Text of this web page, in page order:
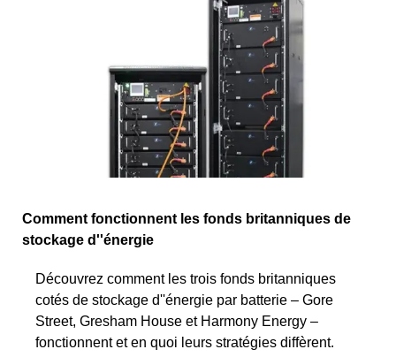
Comment fonctionnent les fonds britanniques de
stockage d''énergie
Découvrez comment les trois fonds britanniques
cotés de stockage d''énergie par batterie – Gore
Street, Gresham House et Harmony Energy –
fonctionnent et en quoi leurs stratégies diffèrent.